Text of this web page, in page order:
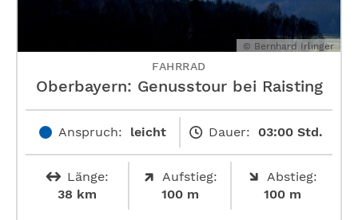
© Bernhard Irlinger
FAHRRAD
Oberbayern: Genusstour bei Raisting
Anspruch: leicht Dauer: 03:00 Std.
Länge:
38 km
Aufstieg:
100 m
Abstieg:
100 m